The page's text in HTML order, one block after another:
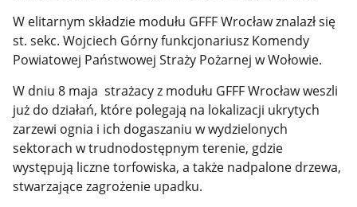
W elitarnym składzie modułu GFFF Wrocław znalazł się
st. sekc. Wojciech Górny funkcjonariusz Komendy
Powiatowej Państwowej Straży Pożarnej w Wołowie.
W dniu 8 maja strażacy z modułu GFFF Wrocław weszli
już do działań, które polegają na lokalizacji ukrytych
zarzewi ognia i ich dogaszaniu w wydzielonych
sektorach w trudnodostępnym terenie, gdzie
występują liczne torfowiska, a także nadpalone drzewa,
stwarzające zagrożenie upadku.